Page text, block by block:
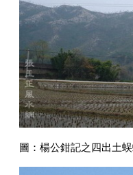
圖：楊公鉗記之四出土